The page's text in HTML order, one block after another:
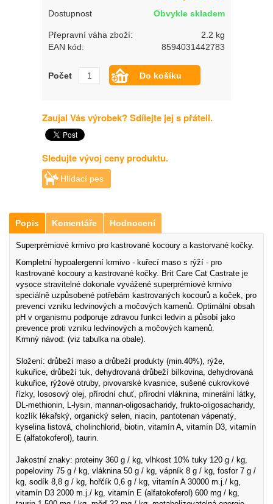
Dostupnost Obvykle skladem
Přepravní váha zboží:
2.2 kg
EAN kód:
8594031442783
Počet
Zaujal Vás výrobek? Sdílejte jej s přáteli.
Sledujte vývoj ceny produktu.
Hlídací pes
Popis Komentáře Hodnocení
Superprémiové krmivo pro kastrované kocoury a kastorvané kočky.
Kompletní hypoalergenní krmivo - kuřecí maso s rýží - pro
kastrované kocoury a kastrované kočky. Brit Care Cat Castrate je
vysoce stravitelné dokonale vyvážené superprémiové krmivo
speciálně uzpůsobené potřebám kastrovaných kocourů a koček, pro
prevenci vzniku ledvinových a močových kamenů. Optimální obsah
pH v organismu podporuje zdravou funkci ledvin a působí jako
prevence proti vzniku ledvinových a močových kamenů.
Krmný návod: (viz tabulka na obale).
Složení: drůbeží maso a drůbeží produkty (min.40%), rýže,
kukuřice, drůbeží tuk, dehydrovaná drůbeží bílkovina, dehydrovaná
kukuřice, rýžové otruby, pivovarské kvasnice, sušené cukrovkové
řízky, lososový olej, přírodní chuť, přírodní vláknina, minerální látky,
DL-methionin, L-lysin, mannan-oligosacharidy, frukto-oligosacharidy,
kozlík lékařský, organický selen, niacin, pantotenan vápenatý,
kyselina listová, cholinchlorid, biotin, vitamín A, vitamín D3, vitamín
E (alfatokoferol), taurin.
Jakostní znaky: proteiny 360 g / kg, vlhkost 10% tuky 120 g / kg,
popeloviny 75 g / kg, vláknina 50 g / kg, vápník 8 g / kg, fosfor 7 g /
kg, sodík 8,8 g / kg, hořčík 0,6 g / kg, vitamín A 30000 m.j./ kg,
vitamín D3 2000 m.j./ kg, vitamín E (alfatokoferol) 600 mg / kg,